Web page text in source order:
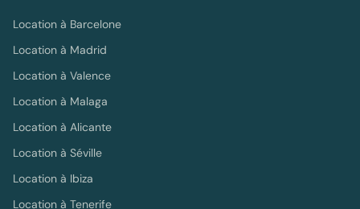
Location à Barcelone
Location à Madrid
Location à Valence
Location à Malaga
Location à Alicante
Location à Séville
Location à Ibiza
Location à Tenerife